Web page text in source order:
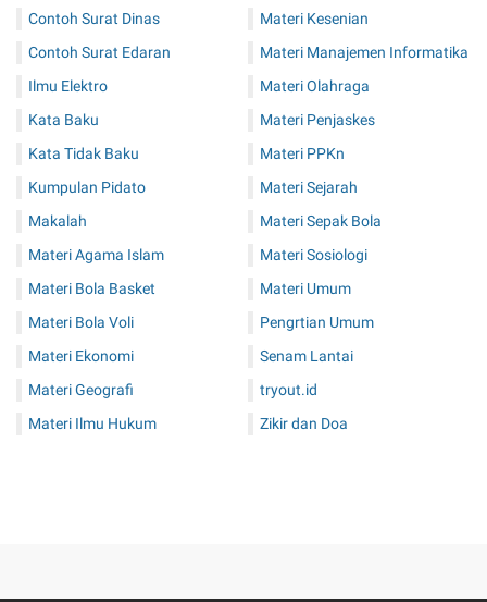
Contoh Surat Dinas
Contoh Surat Edaran
Ilmu Elektro
Kata Baku
Kata Tidak Baku
Kumpulan Pidato
Makalah
Materi Agama Islam
Materi Bola Basket
Materi Bola Voli
Materi Ekonomi
Materi Geografi
Materi Ilmu Hukum
Materi Kesenian
Materi Manajemen Informatika
Materi Olahraga
Materi Penjaskes
Materi PPKn
Materi Sejarah
Materi Sepak Bola
Materi Sosiologi
Materi Umum
Pengrtian Umum
Senam Lantai
tryout.id
Zikir dan Doa